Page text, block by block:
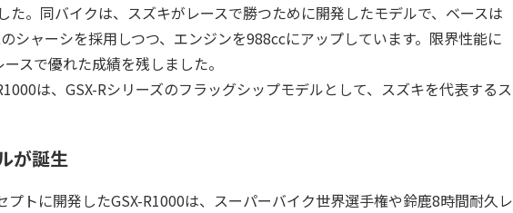
た。同バイクは、スズキがレースで勝つために開発したモデルで、ベースは
シャーシを採用しつつ、エンジンを988ccにアップしています。限界性能に
スで優れた成績を残しました。
は、GSX-Rシリーズ​​のフラッグシップモデルとして、スズキを代表するス
が誕生
プトに開発したGSX-R1000​​​​は、​​スーパーバイク世界選手権や鈴鹿8時間耐久レ